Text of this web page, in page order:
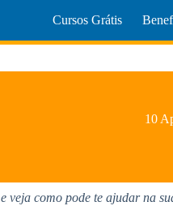
Cursos Grátis
10
veja como pode te ajudar na